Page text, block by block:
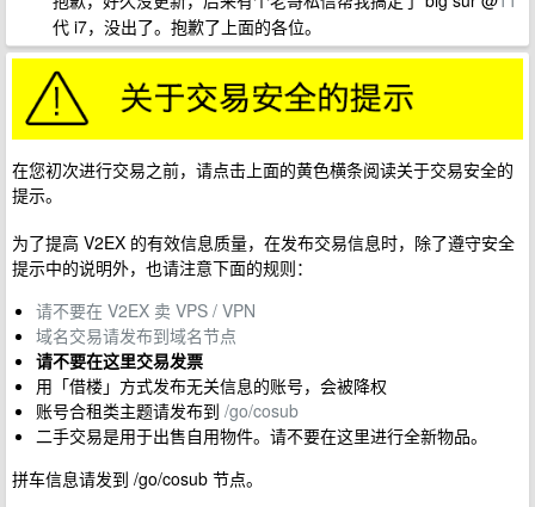
代 i7，没出了。抱歉了上面的各位。
在您初次进行交易之前，请点击上面的黄色横条阅读关于交易安全的
提示。
为了提高 V2EX 的有效信息质量，在发布交易信息时，除了遵守安全
提示中的说明外，也请注意下面的规则：
请不要在 V2EX 卖 VPS / VPN
域名交易请发布到域名节点
请不要在这里交易发票
用「借楼」方式发布无关信息的账号，会被降权
账号合租类主题请发布到 /go/cosub
二手交易是用于出售自用物件。请不要在这里进行全新物品。
拼车信息请发到 /go/cosub 节点。